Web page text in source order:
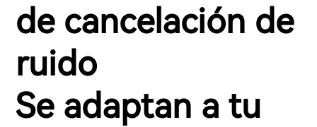
de cancelación de
ruido
Se adaptan a tu